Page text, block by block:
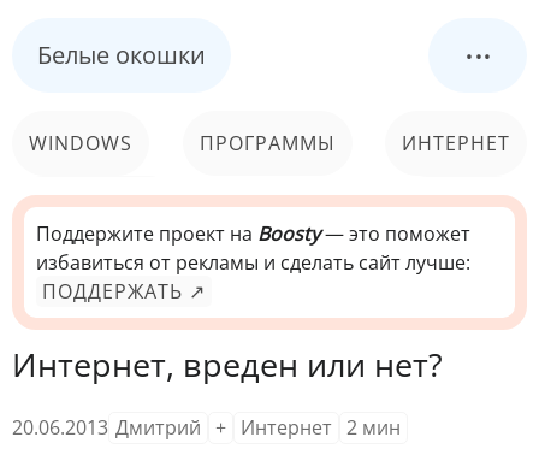
Белые окошки ...
WINDOWS ПРОГРАММЫ ИНТЕРНЕТ
КОМПЬЮТЕР
СИСТЕМА
Поддержите проект на Boosty— это поможет
избавиться от рекламы и сделать сайт лучше:
ПОДДЕРЖАТЬ ↗
Интернет, вреден или нет?
20.06.2013 Дмитрий + Интернет 2 мин